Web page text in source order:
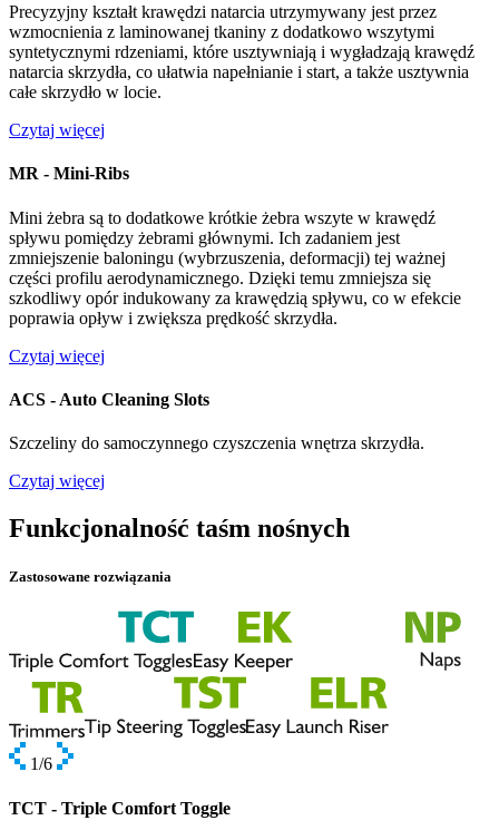
Precyzyjny kształt krawędzi natarcia utrzymywany jest przez
wzmocnienia z laminowanej tkaniny z dodatkowo wszytymi
syntetycznymi rdzeniami, które usztywniają i wygładzają krawędź
natarcia skrzydła, co ułatwia napełnianie i start, a także usztywnia
całe skrzydło w locie.
Czytaj więcej
MR - Mini-Ribs
Mini żebra są to dodatkowe krótkie żebra wszyte w krawędź
spływu pomiędzy żebrami głównymi. Ich zadaniem jest
zmniejszenie baloningu (wybrzuszenia, deformacji) tej ważnej
części profilu aerodynamicznego. Dzięki temu zmniejsza się
szkodliwy opór indukowany za krawędzią spływu, co w efekcie
poprawia opływ i zwiększa prędkość skrzydła.
Czytaj więcej
ACS - Auto Cleaning Slots
Szczeliny do samoczynnego czyszczenia wnętrza skrzydła.
Czytaj więcej
Funkcjonalność taśm nośnych
Zastosowane rozwiązania
1/6
TCT - Triple Comfort Toggle